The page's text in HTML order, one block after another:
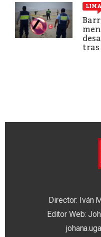
LIMA
tras
Director: Iván
Editor Web: